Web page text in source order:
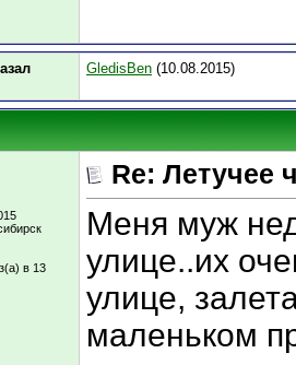
GledisBen (10.08.2015)
в 13
Re: Летучее
Меня муж
улице..их
улице,
маленьком